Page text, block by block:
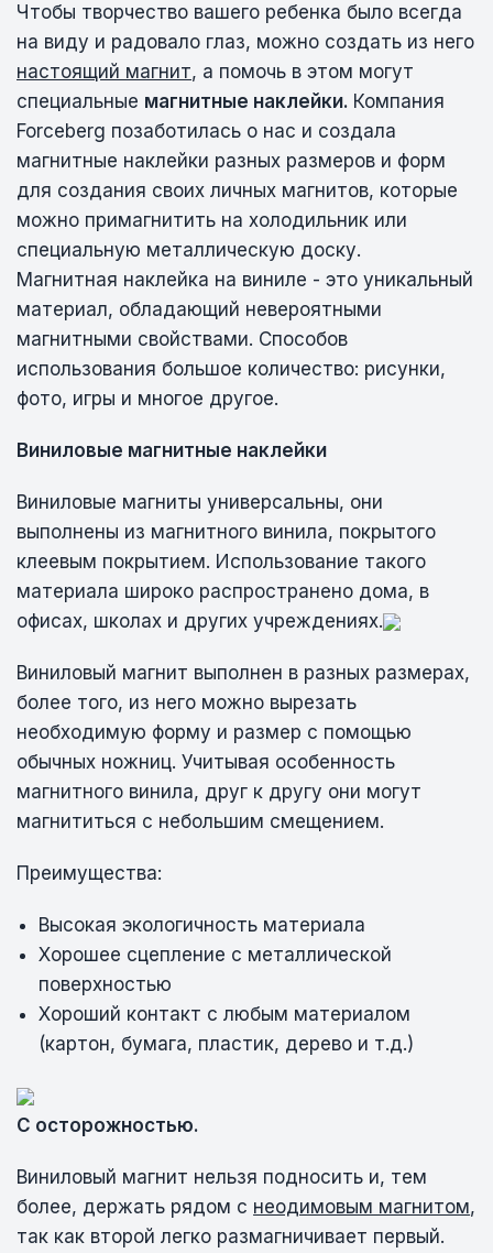
Чтобы творчество вашего ребенка было всегда
на виду и радовало глаз, можно создать из него
настоящий магнит, а помочь в этом могут
специальные магнитные наклейки. Компания
Forceberg позаботилась о нас и создала
магнитные наклейки разных размеров и форм
для создания своих личных магнитов, которые
можно примагнитить на холодильник или
специальную металлическую доску.
Магнитная наклейка на виниле - это уникальный
материал, обладающий невероятными
магнитными свойствами. Способов
использования большое количество: рисунки,
фото, игры и многое другое.
Виниловые магнитные наклейки
Виниловые магниты универсальны, они
выполнены из магнитного винила, покрытого
клеевым покрытием. Использование такого
материала широко распространено дома, в
офисах, школах и других учреждениях.
Виниловый магнит выполнен в разных размерах,
более того, из него можно вырезать
необходимую форму и размер с помощью
обычных ножниц. Учитывая особенность
магнитного винила, друг к другу они могут
магнититься с небольшим смещением.
Преимущества:
Высокая экологичность материала
Хорошее сцепление с металлической
поверхностью
Хороший контакт с любым материалом
(картон, бумага, пластик, дерево и т.д.)
С осторожностью.
Виниловый магнит нельзя подносить и, тем
более, держать рядом с неодимовым магнитом,
так как второй легко размагничивает первый.